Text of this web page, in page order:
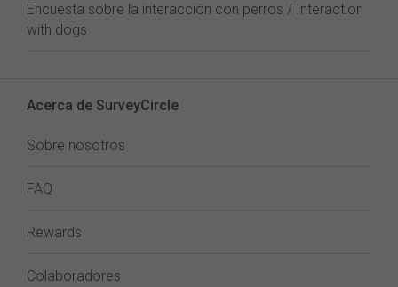
Encuesta sobre la interacción con perros / Interaction
with dogs
Acerca de SurveyCircle
Sobre nosotros
FAQ
Rewards
Colaboradores